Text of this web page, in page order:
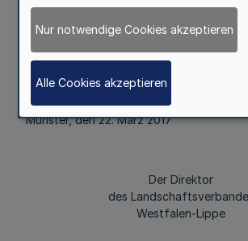
2015 ist im Internet unter
http://www.lwl.org/LWL/Der_LWL/
bekannt gemacht worden.
Münster, den 22. März 2017
Der Direktor
des
Westfalen-Lippe
Nur notwendige Cookies akzeptieren
Alle Cookies akzeptieren